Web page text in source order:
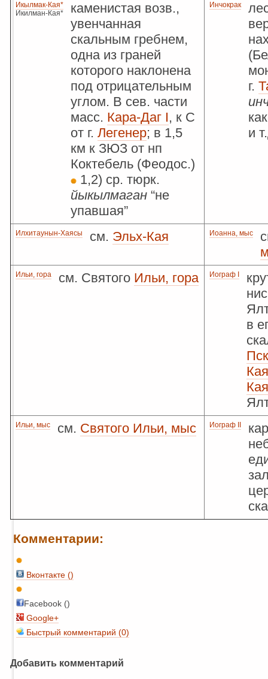
Икылмак-Кая*
Икилман-Кая*
каменистая возв.,
увенчанная
скальным гребнем,
одна из граней
которого наклонена
под отрицательным
углом. В сев. части
масс. Кара-Даг I, к С
от г. Легенер; в 1,5
км к ЗЮЗ от нп
Коктебель (Феодос.)
1,2) ср. тюрк.
йыкылмаган “не
упавшая”
Инчокрак
г.
и
Илхитаунын-Хаясы см. Эльх-Кая Иоанна, мыс
Ильи, гора см. Святого Ильи, гора Иограф I
в
Кая
Ильи, мыс см. Святого Ильи, мыс Иограф II
Комментарии:
Вконтакте ()
Facebook ()
Google+
Быстрый комментарий (0)
Добавить комментарий